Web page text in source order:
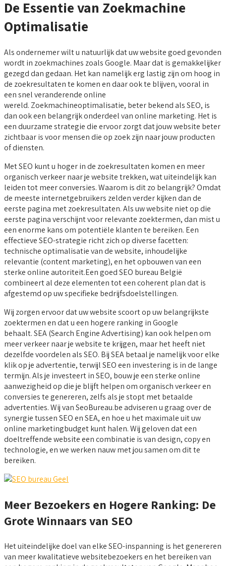
De Essentie van Zoekmachine
Optimalisatie
Als ondernemer wilt u natuurlijk dat uw website goed gevonden
wordt in zoekmachines zoals Google. Maar dat is gemakkelijker
gezegd dan gedaan. Het kan namelijk erg lastig zijn om hoog in
de zoekresultaten te komen en daar ook te blijven, vooral in
een snel veranderende online
wereld. Zoekmachineoptimalisatie, beter bekend als SEO, is
dan ook een belangrijk onderdeel van online marketing. Het is
een duurzame strategie die ervoor zorgt dat jouw website beter
zichtbaar is voor mensen die op zoek zijn naar jouw producten
of diensten.
Met SEO kunt u hoger in de zoekresultaten komen en meer
organisch verkeer naar je website trekken, wat uiteindelijk kan
leiden tot meer conversies. Waarom is dit zo belangrijk? Omdat
de meeste internetgebruikers zelden verder kijken dan de
eerste pagina met zoekresultaten. Als uw website niet op die
eerste pagina verschijnt voor relevante zoektermen, dan mist u
een enorme kans om potentiële klanten te bereiken. Een
effectieve SEO-strategie richt zich op diverse facetten:
technische optimalisatie van de website, inhoudelijke
relevantie (content marketing), en het opbouwen van een
sterke online autoriteit.Een goed SEO bureau België
combineert al deze elementen tot een coherent plan dat is
afgestemd op uw specifieke bedrijfsdoelstellingen.
Wij zorgen ervoor dat uw website scoort op uw belangrijkste
zoektermen en dat u een hogere ranking in Google
behaalt. SEA (Search Engine Advertising) kan ook helpen om
meer verkeer naar je website te krijgen, maar het heeft niet
dezelfde voordelen als SEO. Bij SEA betaal je namelijk voor elke
klik op je advertentie, terwijl SEO een investering is in de lange
termijn. Als je investeert in SEO, bouw je een sterke online
aanwezigheid op die je blijft helpen om organisch verkeer en
conversies te genereren, zelfs als je stopt met betaalde
advertenties. Wij van SeoBureau.be adviseren u graag over de
synergie tussen SEO en SEA, en hoe u het maximale uit uw
online marketingbudget kunt halen. Wij geloven dat een
doeltreffende website een combinatie is van design, copy en
technologie, en we werken nauw met jou samen om dit te
bereiken.
Meer Bezoekers en Hogere Ranking: De
Grote Winnaars van SEO
Het uiteindelijke doel van elke SEO-inspanning is het genereren
van meer kwalitatieve websitebezoekers en het bereiken van